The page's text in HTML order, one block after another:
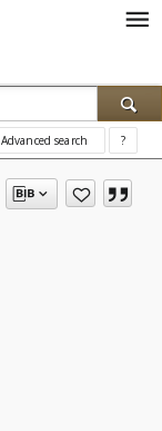
Advanced search ?